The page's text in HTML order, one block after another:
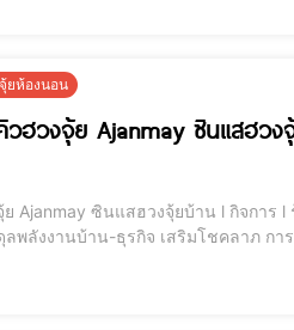
ยห้องนอน
ฮวงจุ้ย Ajanmay ซินแสฮว
ยบ้าน l กิจการ l ร้านค้า [elementor-template id="12184"] Ajanmay
เสริมโชคลาภ การเงินมั่นคง อาจารย์เมย์ ซินแสฮวงจุ้ยชื่อดัง! 🔮